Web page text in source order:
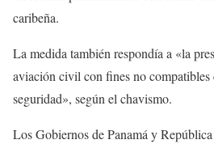
caribeña.
La medida también respondía a «la
aviación civil con fines no
seguridad», según el chavismo.
Los Gobiernos de Panamá y